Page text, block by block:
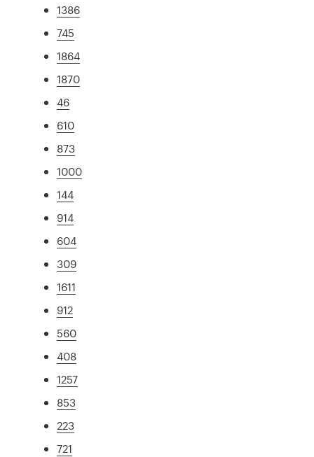
1386
745
1864
1870
46
610
873
1000
144
914
604
309
1611
912
560
408
1257
853
223
721